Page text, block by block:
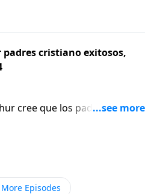
sabiduría.
padres cristiano exitosos,
cree que los padres tienen
hijos que puedan manejar
More Episodes